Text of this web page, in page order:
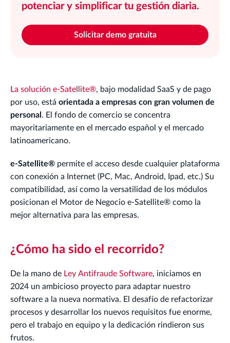
potenciar y simplificar tu gestión diaria.
Solicitar demo gratuita
La solución e-Satellite®, bajo modalidad SaaS y de pago
por uso, está orientada a empresas con gran volumen de
personal . El fondo de comercio se concentra
mayoritariamente en el mercado español y el mercado
latinoamericano.
e-Satellite® permite el acceso desde cualquier plataforma
con conexión a Internet (PC, Mac, Android, Ipad, etc.) Su
compatibilidad, así como la versatilidad de los módulos
posicionan el Motor de Negocio e-Satellite® como la
mejor alternativa para las empresas.
¿Cómo ha sido el recorrido?
De la mano de Ley Antifraude Software, iniciamos en
2024 un ambicioso proyecto para adaptar nuestro
software a la nueva normativa. El desafío de refactorizar
procesos y desarrollar los nuevos requisitos fue enorme,
pero el trabajo en equipo y la dedicación rindieron sus
frutos.